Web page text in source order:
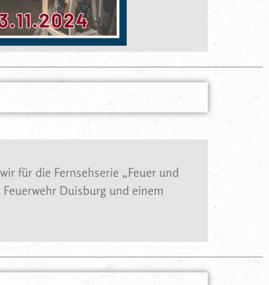
für die Fernsehserie „Feuer und
Duisburg und einem